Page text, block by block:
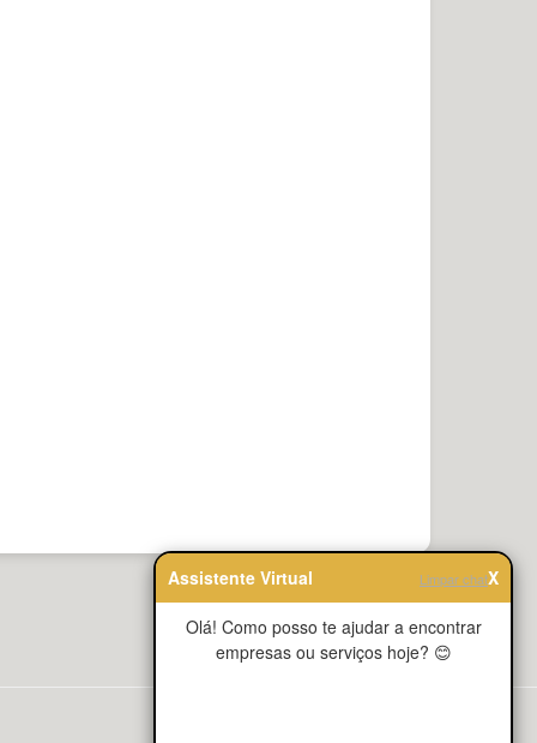
Assistente Virtual Limpar chatX
Olá! Como posso te ajudar a encontrar
empresas ou serviços hoje? 😊